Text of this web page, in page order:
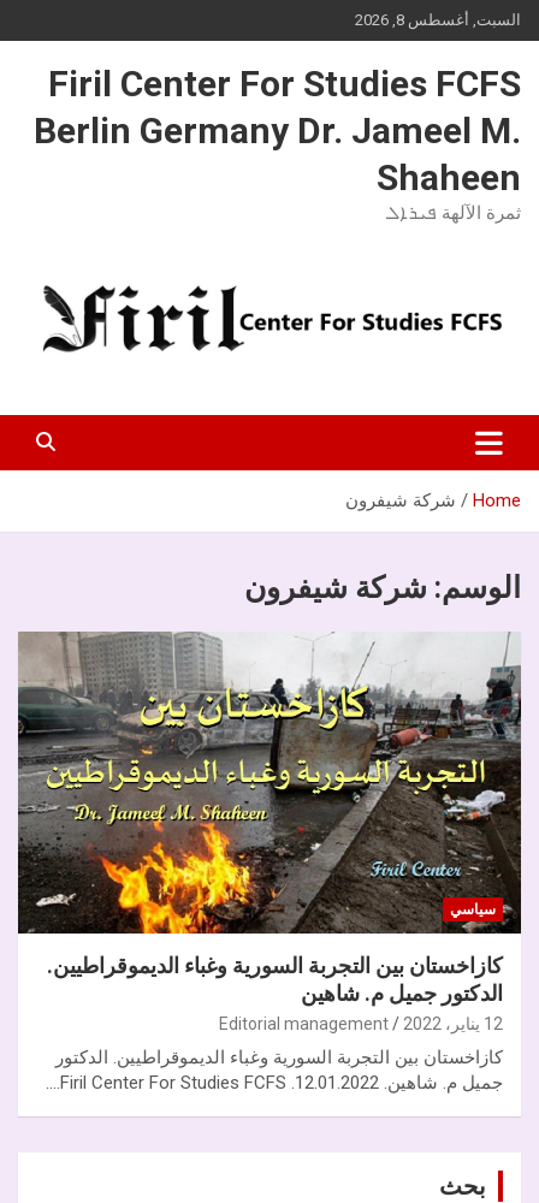
Skip
to
السبت, أغسطس 8, 2026
Firil Center For Studies FCFS
Berlin Germany Dr. Jameel M.
Shaheen
ثمرة الآلهة ܦܝܪܐܠ
Home شركة شيفرون
الوسم: شركة شيفرون
سياسي
كازاخستان بين التجربة السورية وغباء الديموقراطيين.
الدكتور جميل م. شاهين
12 يناير، 2022 Editorial management
كازاخستان بين التجربة السورية وغباء الديموقراطيين. الدكتور
جميل م. شاهين. 12.01.2022. Firil Center For Studies FCFS.…
بحث